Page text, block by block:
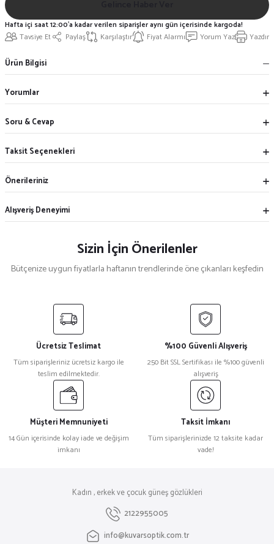
Tavsiye Et Paylaş Karşılaştır Fiyat Alarmı Yorum Yaz Yazdır
Hafta içi saat 12:00'a kadar verilen siparişler aynı gün içerisinde kargoda!
Ürün Bilgisi
Yorumlar
Soru & Cevap
Taksit Seçenekleri
Önerileriniz
Alışveriş Deneyimi
Sizin İçin Önerilenler
Bütçenize uygun fiyatlarla haftanın trendlerinde öne çıkanları keşfedin
Prada 0Pr 14YS Beyaz Kadın Güneş Gözlüğü
₺ 27.106
%32
Balenciaga Bb0161S Kare Beyaz Kadın Güneş Gözlüğü
Miu Miu 0Mu 13Ws Kare Beyaz Kadın Güneş Gözlüğü
Ücretsiz Teslimat
Tüm siparişleriniz ücretsiz kargo ile
teslim edilmektedir.
%100 Güvenli Alışveriş
250 Bit SSL Sertifikası ile %100 güvenli
alışveriş
Müşteri Memnuniyeti
14 Gün içerisinde kolay iade ve değişim
imkanı
Taksit İmkanı
Tüm siparişlerinizde 12 taksite kadar
vade!
Kadın , erkek ve çocuk güneş gözlükleri
2122955005
info@kuvarsoptik.com.tr